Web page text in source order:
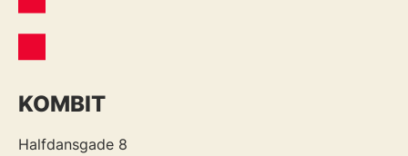
KOMBIT
Halfdansgade 8